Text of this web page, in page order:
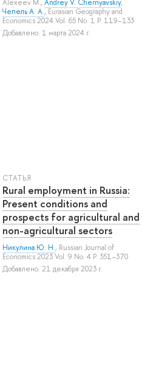
Alexeev M., Andrey V. Chernyavskiy,
Чепель А. А., Eurasian Geography and
Economics 2024 Vol. 65 No. 1 P. 119–133
Добавлено: 1 марта 2024 г.
СТАТЬЯ
Rural employment in Russia:
Present conditions and
prospects for agricultural and
non-agricultural sectors
Никулина Ю. Н., Russian Journal of
Economics 2023 Vol. 9 No. 4 P. 351–370
Добавлено: 21 декабря 2023 г.